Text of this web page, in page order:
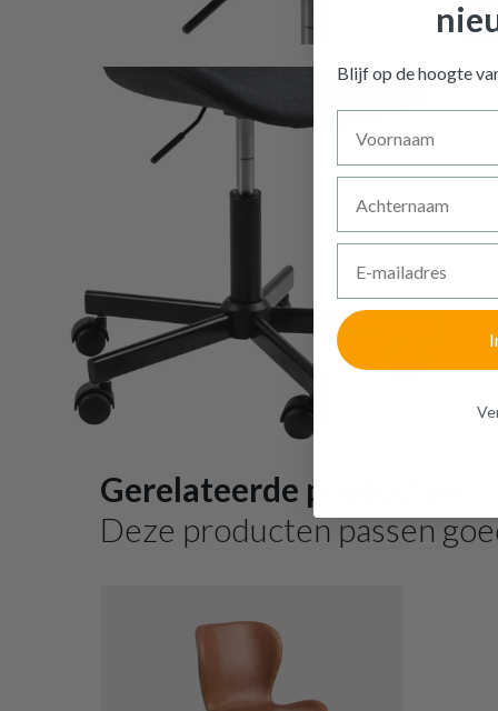
Gerelateerde producten
Deze producten passen
Blijf op de hoogte